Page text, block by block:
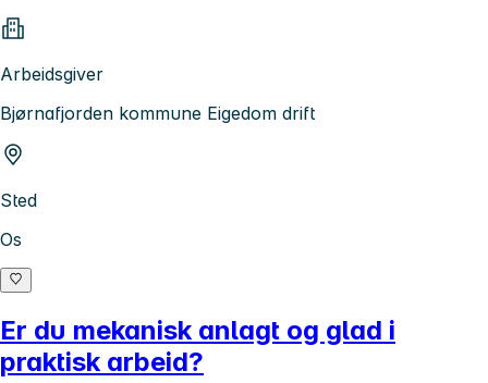
Arbeidsgiver
Bjørnafjorden kommune Eigedom drift
Sted
Os
Er du mekanisk anlagt og glad i
praktisk arbeid?